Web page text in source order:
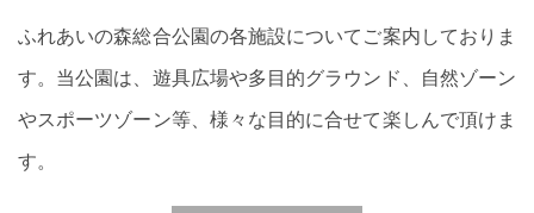
ふれあいの森総合公園の各施設についてご案内しておりま
す。当公園は、遊具広場や多目的グラウンド、自然ゾーン
やスポーツゾーン等、様々な目的に合せて楽しんで頂けま
す。